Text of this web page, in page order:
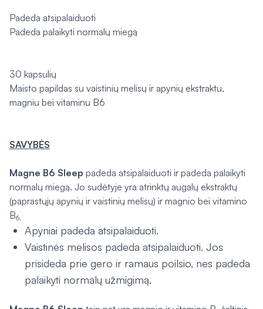
Padeda atsipalaiduoti
Padeda palaikyti normalų miegą
30 kapsulių
Maisto papildas su vaistinių melisų ir apynių ekstraktu,
magniu bei vitaminu B6
SAVYBĖS
Magne B6 Sleep padeda atsipalaiduoti ir padeda palaikyti
normalų miegą. Jo sudėtyje yra atrinktų augalų ekstraktų
(paprastųjų apynių ir vaistinių melisų) ir magnio bei vitamino
B6.
Apyniai padeda atsipalaiduoti.
Vaistinės melisos padeda atsipalaiduoti. Jos
prisideda prie gero ir ramaus poilsio, nes padeda
palaikyti normalų užmigimą.